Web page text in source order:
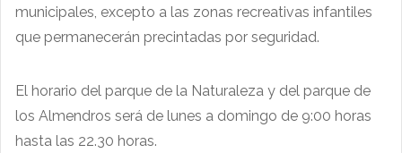
municipales, excepto a las zonas recreativas infantiles
que permanecerán precintadas por seguridad.
El horario del parque de la Naturaleza y del parque de
los Almendros será de lunes a domingo de 9:00 horas
hasta las 22.30 horas.